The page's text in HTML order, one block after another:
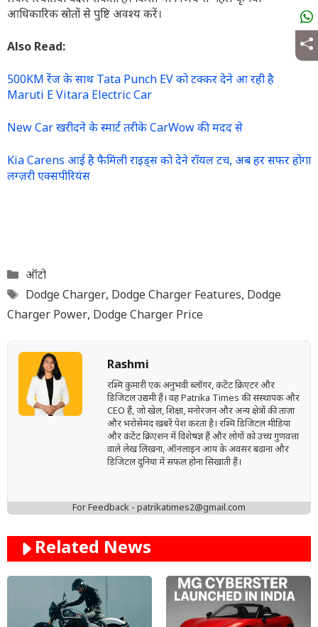
आधिकारिक स्रोतों से पुष्टि अवश्य करें।
Also Read:
500KM रेंज के साथ Tata Punch EV को टक्कर देने आ रही है
Maruti E Vitara Electric Car
New Car खरीदने के स्मार्ट तरीके CarWow की मदद से
Kia Carens आई है फैमिली राइड्स को देने रॉयल टच, अब हर सफर होगा
लग्ज़री एक्सपीरियंस
Categories
ऑटो
Tags
Dodge Charger, Dodge Charger Features, Dodge
Charger Power, Dodge Charger Price
Rashmi
रश्मि कुमारी एक अनुभवी ब्लॉगर, कंटेंट क्रिएटर और
डिजिटल उद्यमी हैं। वह Patrika Times की संस्थापक और
CEO हैं, जो खेल, शिक्षा, मनोरंजन और अन्य क्षेत्रों की ताज़ा
और भरोसेमंद खबरें पेश करता है। रश्मि डिजिटल मीडिया
और कंटेंट क्रिएशन में विशेषज्ञ हैं और लोगों को उच्च गुणवत्ता
वाले लेख लिखना, ऑनलाइन आय के अवसर बढ़ाना और
डिजिटल दुनिया में सफल होना सिखाती हैं।
For Feedback - patrikatimes2@gmail.com
Related News